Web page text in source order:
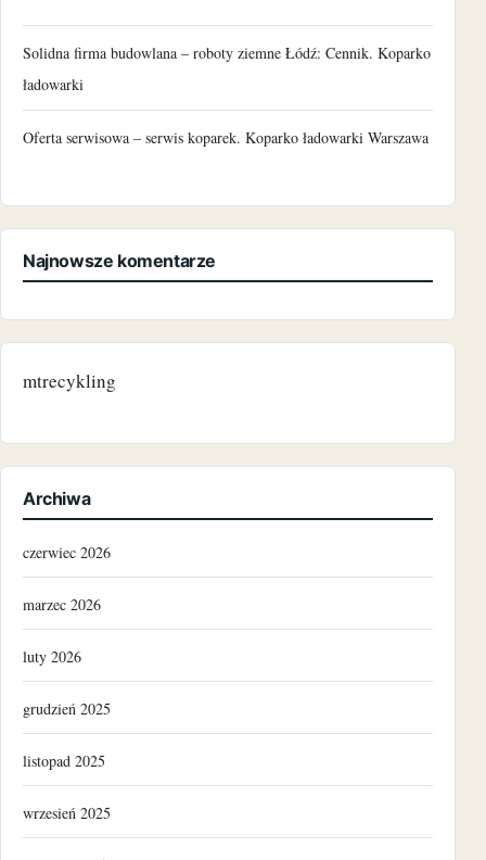
Solidna firma budowlana – roboty ziemne Łódź: Cennik. Koparko
ładowarki
Oferta serwisowa – serwis koparek. Koparko ładowarki Warszawa
Najnowsze komentarze
mtrecykling
Archiwa
czerwiec 2026
marzec 2026
luty 2026
grudzień 2025
listopad 2025
wrzesień 2025